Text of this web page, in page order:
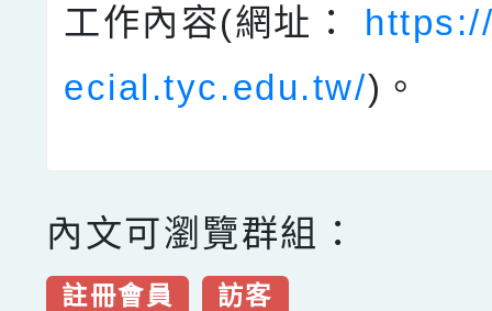
工作內容(網址：
ecial.tyc.edu.tw/)。
內文可瀏覽群組：
註冊會員 訪客